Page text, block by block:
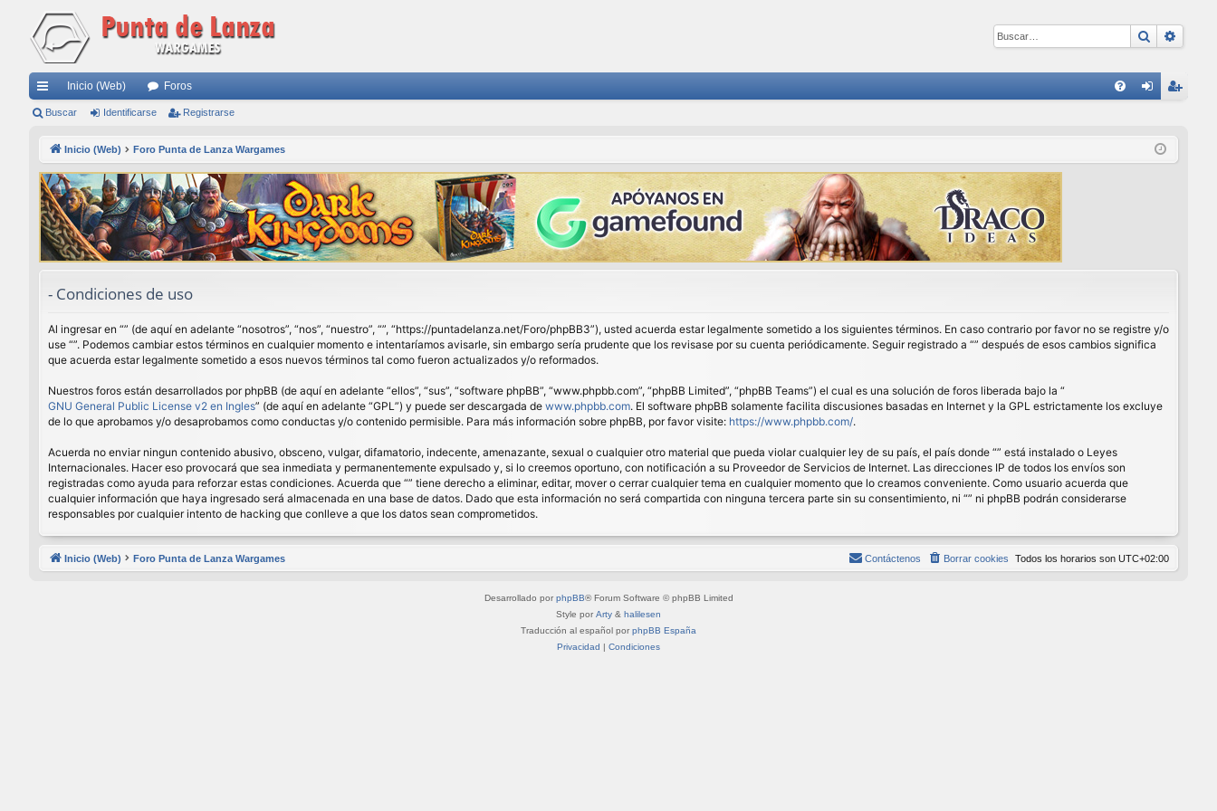
Buscar
nl
rá
pi
do
Inicio (Web) Foros
ist
Buscar Identificarse Registrarse
Inicio (Web) Foro Punta de Lanza Wargames
- Condiciones de uso
Al ingresar en “” (de aquí en adelante “nosotros”, “nos”, “nuestro”, “”, “https://puntadelanza.net/Foro/phpBB3”), usted acuerda estar legalmente sometido a los siguientes términos. En caso contrario por favor no se registre y/o
use “”. Podemos cambiar estos términos en cualquier momento e intentaríamos avisarle, sin embargo sería prudente que los revisase por su cuenta periódicamente. Seguir registrado a “” después de esos cambios significa
que acuerda estar legalmente sometido a esos nuevos términos tal como fueron actualizados y/o reformados.
Nuestros foros están desarrollados por phpBB (de aquí en adelante “ellos”, “sus”, “software phpBB”, “www.phpbb.com”, “phpBB Limited”, “phpBB Teams”) el cual es una solución de foros liberada bajo la “
GNU General Public License v2 en Ingles” (de aquí en adelante “GPL”) y puede ser descargada de www.phpbb.com. El software phpBB solamente facilita discusiones basadas en Internet y la GPL estrictamente los excluye
de lo que aprobamos y/o desaprobamos como conductas y/o contenido permisible. Para más información sobre phpBB, por favor visite: https://www.phpbb.com/.
Acuerda no enviar ningun contenido abusivo, obsceno, vulgar, difamatorio, indecente, amenazante, sexual o cualquier otro material que pueda violar cualquier ley de su país, el país donde “” está instalado o Leyes
Internacionales. Hacer eso provocará que sea inmediata y permanentemente expulsado y, si lo creemos oportuno, con notificación a su Proveedor de Servicios de Internet. Las direcciones IP de todos los envíos son
registradas como ayuda para reforzar estas condiciones. Acuerda que “” tiene derecho a eliminar, editar, mover o cerrar cualquier tema en cualquier momento que lo creamos conveniente. Como usuario acuerda que
cualquier información que haya ingresado será almacenada en una base de datos. Dado que esta información no será compartida con ninguna tercera parte sin su consentimiento, ni “” ni phpBB podrán considerarse
responsables por cualquier intento de hacking que conlleve a que los datos sean comprometidos.
Inicio (Web) Foro Punta de Lanza Wargames Todos los horarios son UTC+02:00
Borrar cookies
Contáctenos
Desarrollado por phpBB® Forum Software © phpBB Limited
Style por Arty & halilesen
Traducción al español por phpBB España
Privacidad | Condiciones